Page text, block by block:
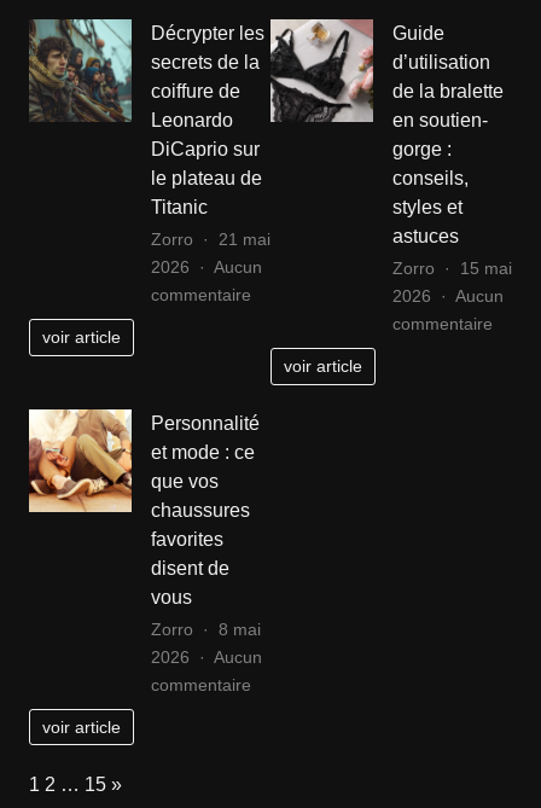
votre
allié
pour
réussir
dans
la
Décrypter les
secrets de la
coiffure de
Leonardo
DiCaprio sur
le plateau de
Titanic
Zorro
21 mai
2026
Aucun
commentairesur
les
secrets
la
coiffure
Leonardo
plateau
de
Titanic
voir article
Guide
d’utilisation
de la bralette
en soutien-
gorge :
conseils,
styles et
astuces
Zorro
15 mai
2026
Aucun
commentaire
voir article
Personnalité
et mode : ce
que vos
chaussures
favorites
disent de
vous
Zorro
8 mai
2026
Aucun
commentairesur
voir article
Page:
1 2 … 15 Next
»